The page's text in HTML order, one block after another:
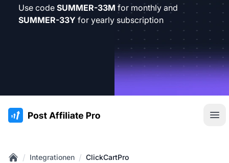
Use code SUMMER-33M for monthly and
SUMMER-33Y for yearly subscription
:site.title
/ Integrationen / ClickCartPro